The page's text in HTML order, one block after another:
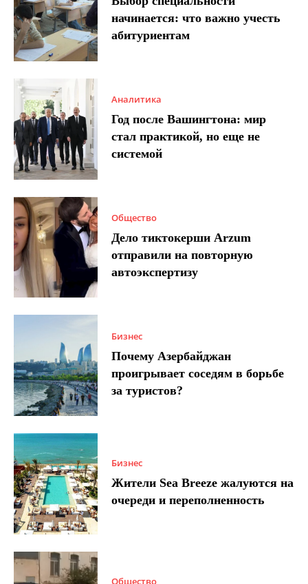
начинается: что важно учесть
абитуриентам
Аналитика
Год после Вашингтона: мир
стал практикой, но еще не
системой
Общество
Дело тиктокерши Arzum
отправили на повторную
автоэкспертизу
Бизнес
Почему Азербайджан
проигрывает соседям в борьбе
за туристов?
Бизнес
Жители Sea Breeze жалуются на
очереди и переполненность
Общество